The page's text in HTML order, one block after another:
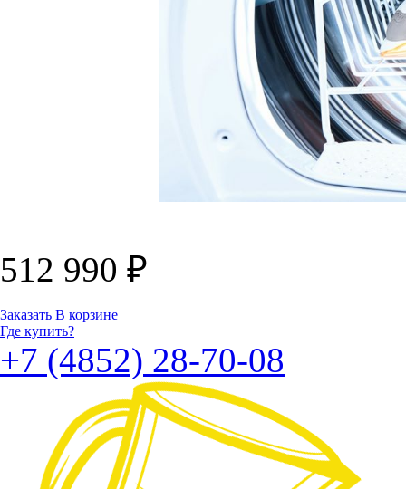
512 990 ₽
Заказать В корзине
Где купить?
+7 (4852) 28-70-08